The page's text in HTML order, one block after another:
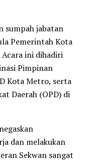
sumpah jabatan
Pemerintah Kota
ini dihadiri
Pimpinan
Kota Metro, serta
Daerah (OPD) di
dan melakukan
Sekwan sangat